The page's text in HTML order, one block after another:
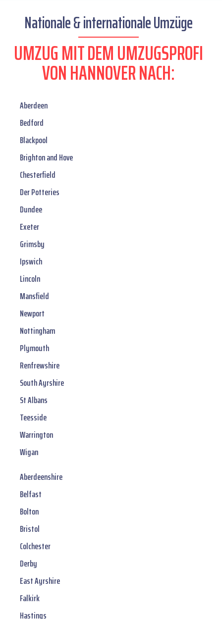
Nationale & internationale Umzüge
UMZUG MIT DEM UMZUGSPROFI
VON HANNOVER NACH:
Aberdeen
Bedford
Blackpool
Brighton and Hove
Chesterfield
Der Potteries
Dundee
Exeter
Grimsby
Ipswich
Lincoln
Mansfield
Newport
Nottingham
Plymouth
Renfrewshire
South Ayrshire
St Albans
Teesside
Warrington
Wigan
Aberdeenshire
Belfast
Bolton
Bristol
Colchester
Derby
East Ayrshire
Falkirk
Hastings